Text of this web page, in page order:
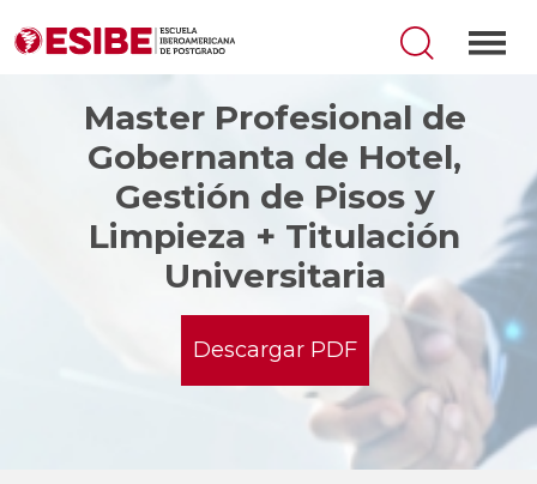
Master Profesional de
Gobernanta de Hotel,
Gestión de Pisos y
Limpieza + Titulación
Universitaria
Descargar PDF